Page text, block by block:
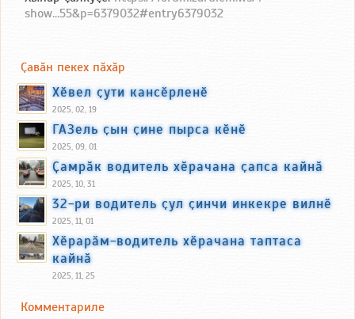
show...55&p=6379032#entry6379032
Ҫавӑн пекех пӑхӑр
Хӗвел ҫути кансӗрленӗ
2025, 02, 19
ГАЗель ҫын ҫине пырса кӗнӗ
2025, 09, 01
Ҫамрӑк водитель хӗрачана ҫапса кайнӑ
2025, 10, 31
32-ри водитель ҫул ҫинчи инкекре вилнӗ
2025, 11, 01
Хӗрарӑм-водитель хӗрачана таптаса
кайнӑ
2025, 11, 25
Комментариле